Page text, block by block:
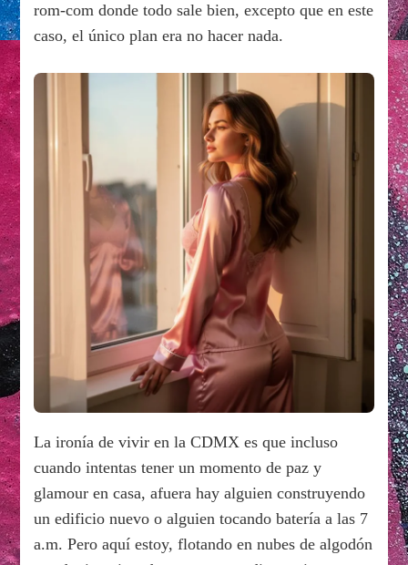
rom-com donde todo sale bien, excepto que en este
caso, el único plan era no hacer nada.
La ironía de vivir en la CDMX es que incluso
cuando intentas tener un momento de paz y
glamour en casa, afuera hay alguien construyendo
un edificio nuevo o alguien tocando batería a las 7
a.m. Pero aquí estoy, flotando en nubes de algodón